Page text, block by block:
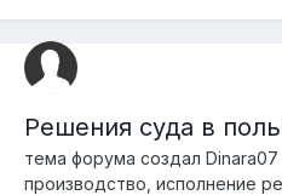
Решения суда в
тема форума создал Dinara07
производство, исполнение